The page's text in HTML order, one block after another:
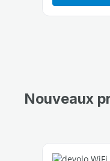
Nouveaux
Ignorer la galerie de